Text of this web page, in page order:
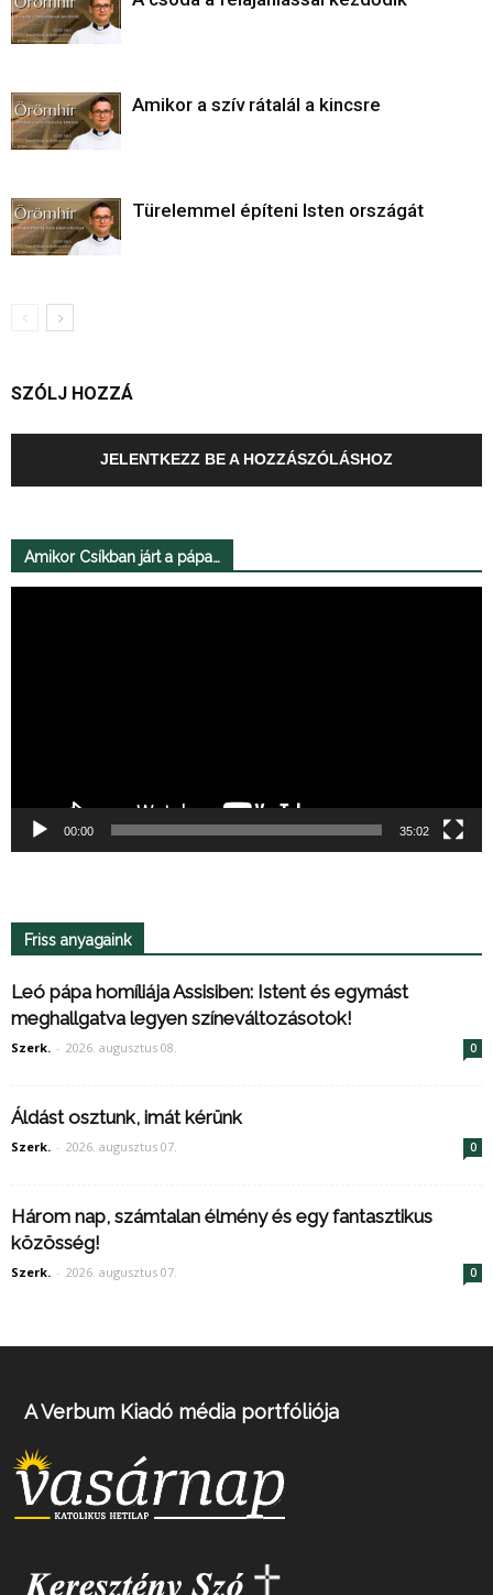
Amikor a szív rátalál a kincsre
Türelemmel építeni Isten országát
SZÓLJ HOZZÁ
JELENTKEZZ BE A HOZZÁSZÓLÁSHOZ
Amikor Csíkban járt a pápa…
00:00 35:02
Friss anyagaink
Leó pápa homíliája Assisiben: Istent és egymást
meghallgatva legyen színeváltozásotok!
Szerk. - 2026. augusztus 08. 0
Áldást osztunk, imát kérünk
Szerk. - 2026. augusztus 07. 0
Három nap, számtalan élmény és egy fantasztikus
közösség!
Szerk. - 2026. augusztus 07. 0
A Verbum Kiadó média portfóliója